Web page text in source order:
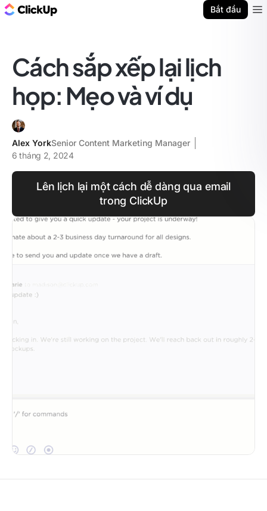
Bắt đầu
Cách sắp xếp lại lịch
họp: Mẹo và ví dụ
Alex YorkSenior Content Marketing Manager
6 tháng 2, 2024
Lên lịch lại một cách dễ dàng qua email
trong ClickUp